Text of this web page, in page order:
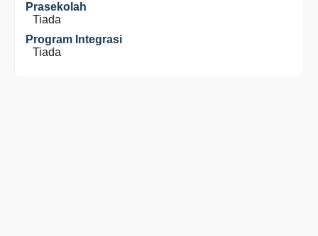
Prasekolah
Tiada
Program Integrasi
Tiada